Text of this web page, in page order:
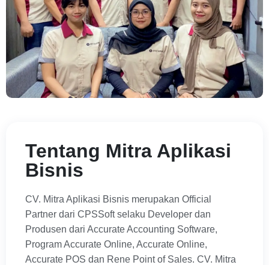
Tentang Mitra Aplikasi
Bisnis
CV. Mitra Aplikasi Bisnis merupakan Official
Partner dari CPSSoft selaku Developer dan
Produsen dari Accurate Accounting Software,
Program Accurate Online, Accurate Online,
Accurate POS dan Rene Point of Sales. CV. Mitra